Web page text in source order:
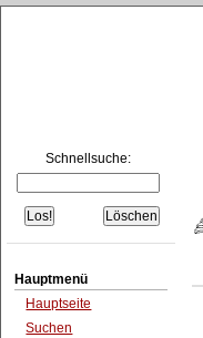
Schnellsuche:
Hauptmenü
Hauptseite
Suchen